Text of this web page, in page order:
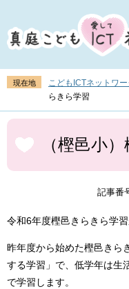
ジ
の
頭
す
。
ュ
ー
飛
し
て
へ
現在地 こどもICTネットワー
らきら学習
本
文
（樫邑小
記事番
令和6年度樫邑きらきら学
昨年度から始めた樫邑きら
する学習」で、低学年は生
で学習します。